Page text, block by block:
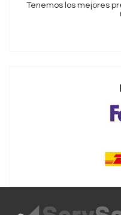
Tenemos los mejores